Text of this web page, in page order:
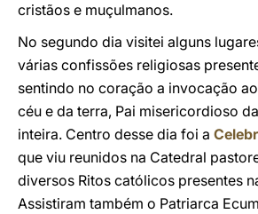
cristãos e muçulmanos.
No segundo dia visitei alguns
várias confissões religiosas
sentindo no coração a invocação
céu e da terra, Pai misericordioso
inteira. Centro desse dia foi a
que viu reunidos na Catedral
diversos Ritos católicos presentes
Assistiram também o Patriarca